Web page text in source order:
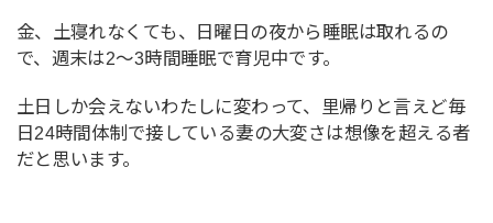
金、土寝れなくても、日曜日の夜から睡眠は取れるの
で、週末は2〜3時間睡眠で育児中です。
土日しか会えないわたしに変わって、里帰りと言えど毎
日24時間体制で接している妻の大変さは想像を超える者
だと思います。